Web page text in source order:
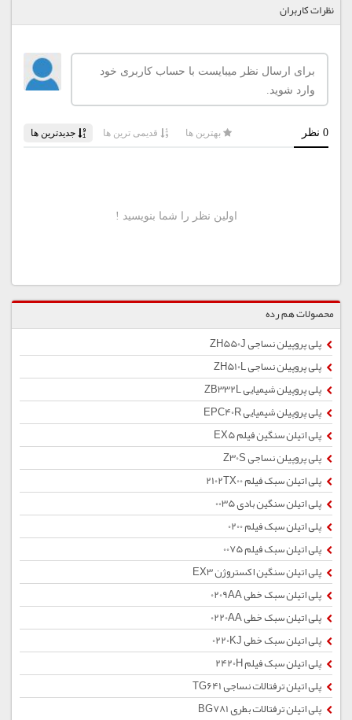
نظرات کاربران
محصولات هم رده
پلی پروپیلن نساجی ZH550J
پلی پروپیلن نساجی ZH510L
پلی پروپیلن شیمیایی ZB332L
پلی پروپیلن شیمیایی EPC40R
پلی اتیلن سنگین فیلم EX5
پلی پروپیلن نساجی Z30S
پلی اتیلن سبک فیلم 2102TX00
پلی اتیلن سنگین بادی 0035
پلی اتیلن سبک فیلم 0200
پلی اتیلن سبک فیلم 0075
پلی اتیلن سنگین اکستروژن EX3
پلی اتیلن سبک خطی 0209AA
پلی اتیلن سبک خطی 0220AA
پلی اتیلن سبک خطی 0220KJ
پلی اتیلن سبک فیلم 2420H
پلی اتیلن ترفتالات نساجی TG641
پلی اتیلن ترفتالات بطری BG781